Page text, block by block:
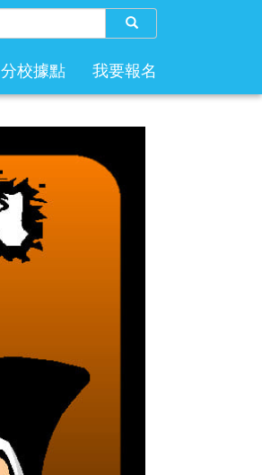
分校據點 我要報名